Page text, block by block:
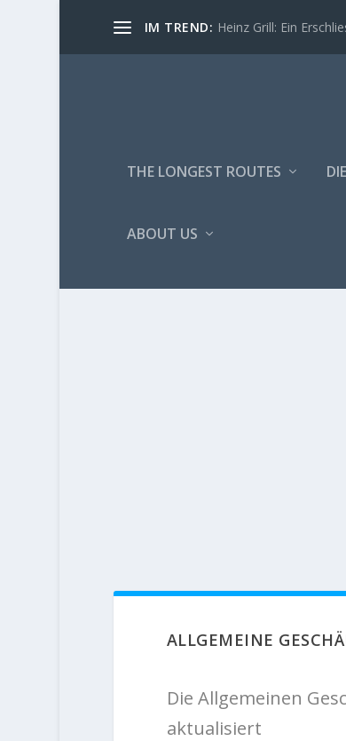
IM TREND: Heinz Grill: Ein
THE LONGEST ROUTES
ABOUT US
ALLGEMEINE
Die Allgemeinen
aktualisiert